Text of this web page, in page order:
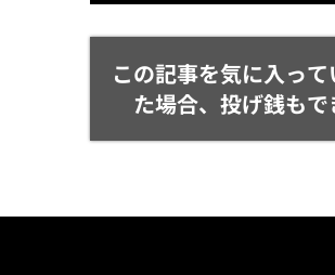
この記事を気に入っ
た場合、投げ銭も